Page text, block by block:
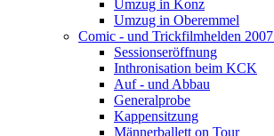
Umzug in Konz
Umzug in Oberemmel
Comic - und Trickfilmhelden 2007
Sessionseröffnung
Inthronisation beim KCK
Auf - und Abbau
Generalprobe
Kappensitzung
Männerballett on Tour